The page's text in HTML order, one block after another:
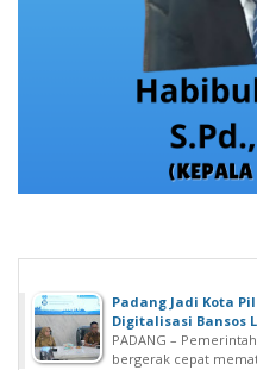
Padang Jadi Kota
Digitalisasi Bansos
PADANG –
bergerak cepat